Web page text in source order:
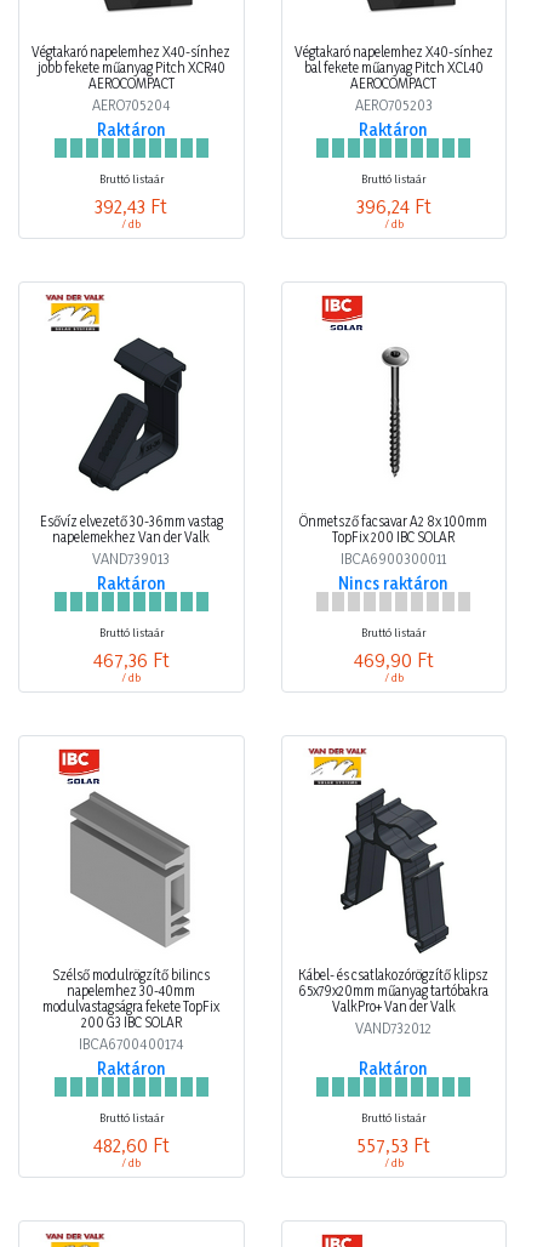
Végtakaró napelemhez X40-sínhez
jobb fekete műanyag Pitch XCR40
AEROCOMPACT
AERO705204
Raktáron
Bruttó listaár
392,43 Ft
/ db
Végtakaró napelemhez X40-sínhez
bal fekete műanyag Pitch XCL40
AEROCOMPACT
AERO705203
Raktáron
Bruttó listaár
396,24 Ft
/ db
Esővíz elvezető 30-36mm vastag
napelemekhez Van der Valk
VAND739013
Raktáron
Bruttó listaár
467,36 Ft
/ db
Önmetsző facsavar A2 8x 100mm
TopFix 200 IBC SOLAR
IBCA6900300011
Nincs raktáron
Bruttó listaár
469,90 Ft
/ db
Szélső modulrögzítő bilincs
napelemhez 30-40mm
modulvastagságra fekete TopFix
200 G3 IBC SOLAR
IBCA6700400174
Raktáron
Bruttó listaár
482,60 Ft
/ db
Kábel- és csatlakozórögzítő klipsz
65x79x20mm műanyag tartóbakra
ValkPro+ Van der Valk
VAND732012
Raktáron
Bruttó listaár
557,53 Ft
/ db